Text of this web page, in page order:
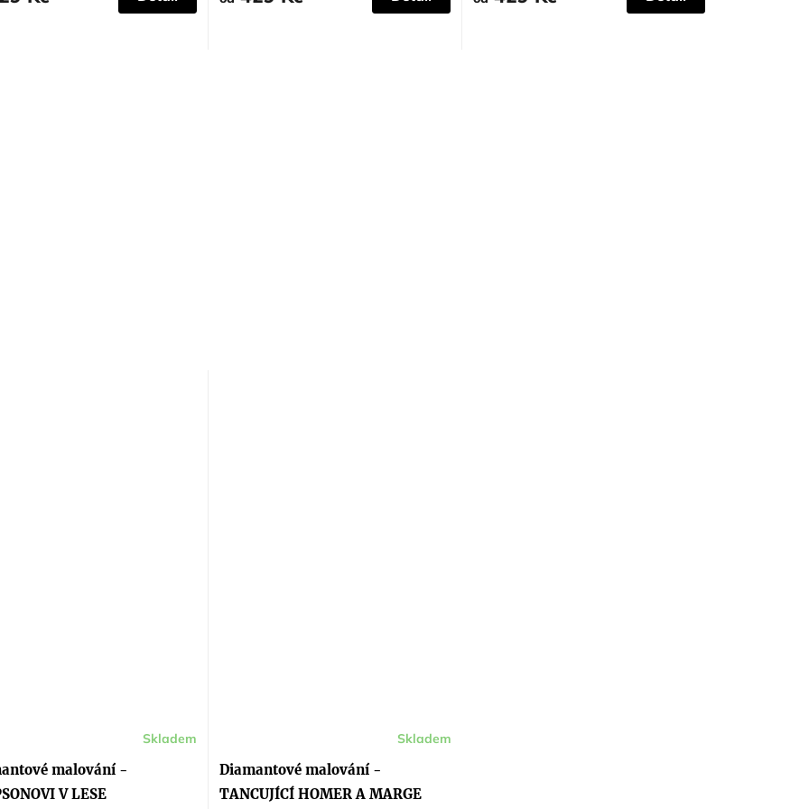
malování -
V LESE
Skladem
Diamantové malování -
TANCUJÍCÍ HOMER A MARGE
Skladem